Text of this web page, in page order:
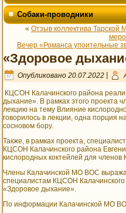
Собаки-проводники
« Отзыв коллектива
Вечер «Романса упоительные
«Здоровое
Опубликовано 20.07.2022
КЦСОН Калачинского района
дыхание». В рамках этого проекта
лекцию на тему Влияние
говорилось в лекции, одна порция
сосновом бору.
Также, в рамках проекта,
КЦСОН Калачинского района
кислородных коктейлей для
Члены Калачинской МО ВОС
специалистам КЦСОН
«Здоровое дыхание».
По информации Калачинской МО